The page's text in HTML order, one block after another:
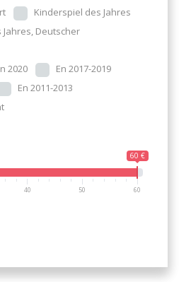
Kinderspiel des Jahres
Deutscher
2020
En 2017-2019
En 2011-2013
60 €
40 50 60